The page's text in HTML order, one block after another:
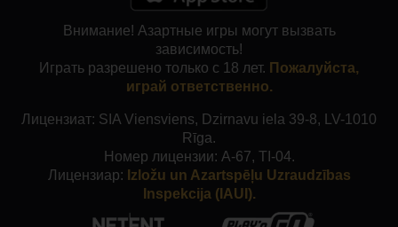
Внимание! Азартные игры могут вызвать
зависимость!
Играть разрешено только с 18 лет. Пожалуйста,
играй ответственно.
Лицензиат: SIA Viensviens, Dzirnavu iela 39-8, LV-1010
Rīga.
Номер лицензии: A-67, TI-04.
Лицензиар: Izložu un Azartspēļu Uzraudzības
Inspekcija (IAUI).